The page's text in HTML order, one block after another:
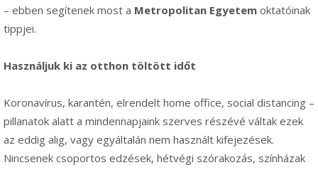
– ebben segítenek most a Metropolitan Egyetem oktatóinak
tippjei.
Használjuk ki az otthon töltött időt
Koronavírus, karantén, elrendelt home office, social distancing –
pillanatok alatt a mindennapjaink szerves részévé váltak ezek
az eddig alig, vagy egyáltalán nem használt kifejezések.
Nincsenek csoportos edzések, hétvégi szórakozás, színházak